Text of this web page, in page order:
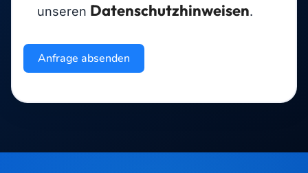
unseren Datenschutzhinweisen.
Anfrage absenden